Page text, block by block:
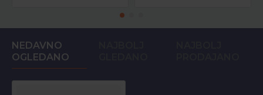
NEDAVNO
OGLEDANO